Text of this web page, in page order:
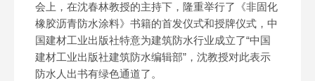
会上，在沈春林教授的主持下，隆重举行了《非固化
橡胶沥青防水涂料》书籍的首发仪式和授牌仪式，中
国建材工业出版社特意为建筑防水行业成立了“中国
建材工业出版社建筑防水编辑部”，沈教授对此表示
防水人出书有绿色通道了。